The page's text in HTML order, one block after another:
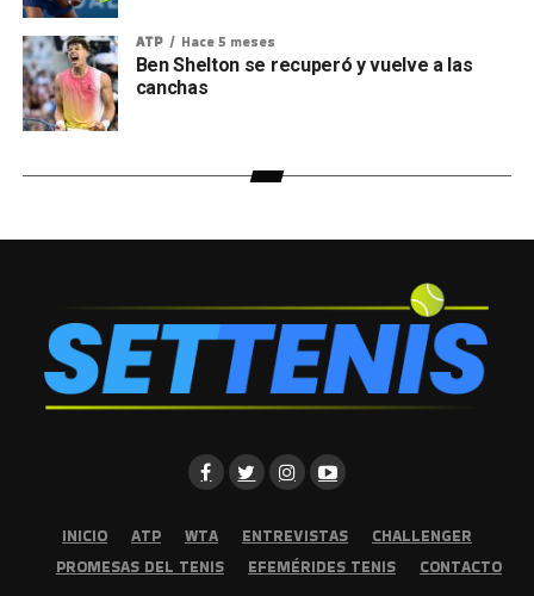
ATP Hace 5 meses
Ben Shelton se recuperó y vuelve a las
canchas
INICIO ATP WTA ENTREVISTAS
CHALLENGER
PROMESAS DEL TENIS
EFEMÉRIDES TENIS CONTACTO